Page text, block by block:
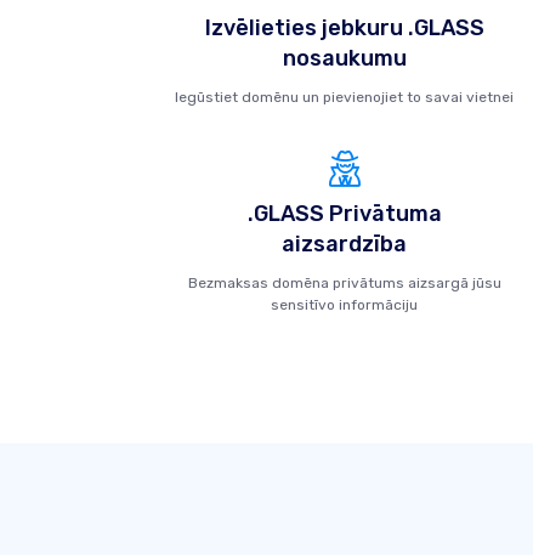
Izvēlieties jebkuru .GLASS
nosaukumu
Iegūstiet domēnu un pievienojiet to savai vietnei
.GLASS Privātuma
aizsardzība
Bezmaksas domēna privātums aizsargā jūsu
sensitīvo informāciju